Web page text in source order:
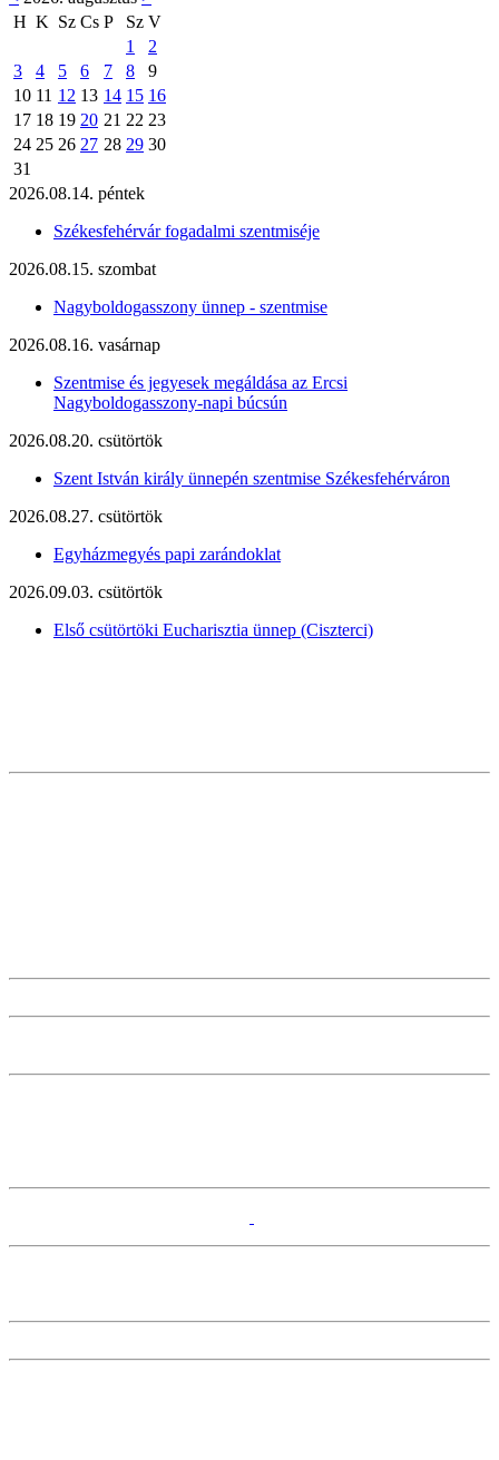
H K Sz Cs P Sz V
1
2
3
4 5 6 7 8
9
10 11 12 13 14 15 16
17 18 19 20 21 22 23
24 25 26 27 28 29 30
31
2026.08.14. péntek
Székesfehérvár fogadalmi szentmiséje
2026.08.15. szombat
Nagyboldogasszony ünnep - szentmise
2026.08.16. vasárnap
Szentmise és jegyesek megáldása az Ercsi
Nagyboldogasszony-napi búcsún
2026.08.20. csütörtök
Szent István király ünnepén szentmise Székesfehérváron
2026.08.27. csütörtök
Egyházmegyés papi zarándoklat
2026.09.03. csütörtök
Első csütörtöki Eucharisztia ünnep (Ciszterci)